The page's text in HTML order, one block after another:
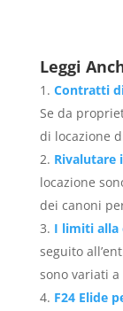
Leggi
Contratti
Se da
di locazione
Rivalutare
locazione
dei canoni
I limiti alla
seguito
sono variati
F24 Elide